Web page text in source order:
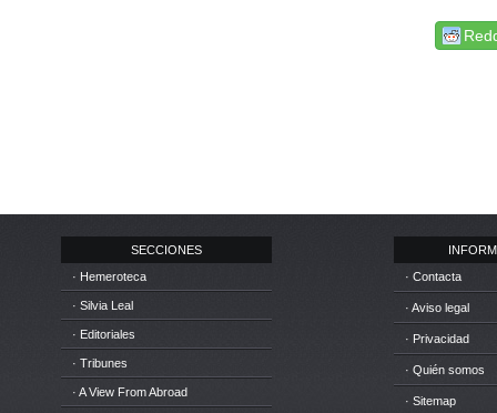
SECCIONES
· Hemeroteca
· Silvia Leal
· Editoriales
· Tribunes
· A View From Abroad
· Contacta
· Aviso legal
· Privacidad
· Quién somos
· Sitemap